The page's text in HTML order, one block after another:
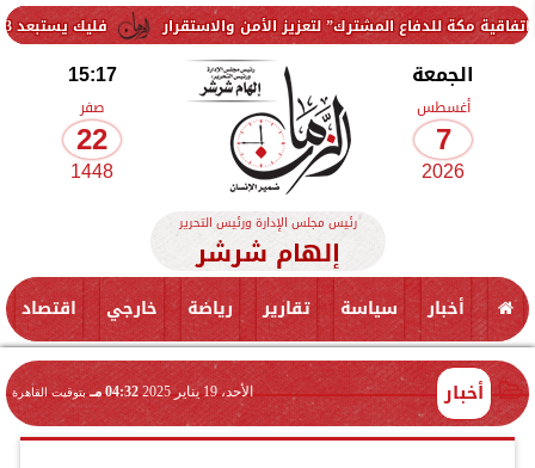
فليك يستبعد 3 لاعبين من معسكر برشلونة.. ومفاجأة بشأن حمزة عبد الكريم المشترك” لتعزيز الأمن والاستقرار
الجمعة
أغسطس
7
2026
15:17
صفر
22
1448
رئيس مجلس الإدارة ورئيس التحرير
إلهام شرشر
أخبار سياسة تقارير رياضة خارجي اقتصاد
أخبار الأحد، 19 يناير 2025 04:32 مـ بتوقيت القاهرة